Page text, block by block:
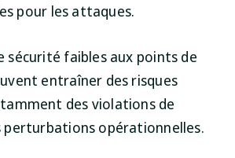
pour les attaques.
sécurité faibles aux points de
entraîner des risques
des violations de
perturbations opérationnelles.